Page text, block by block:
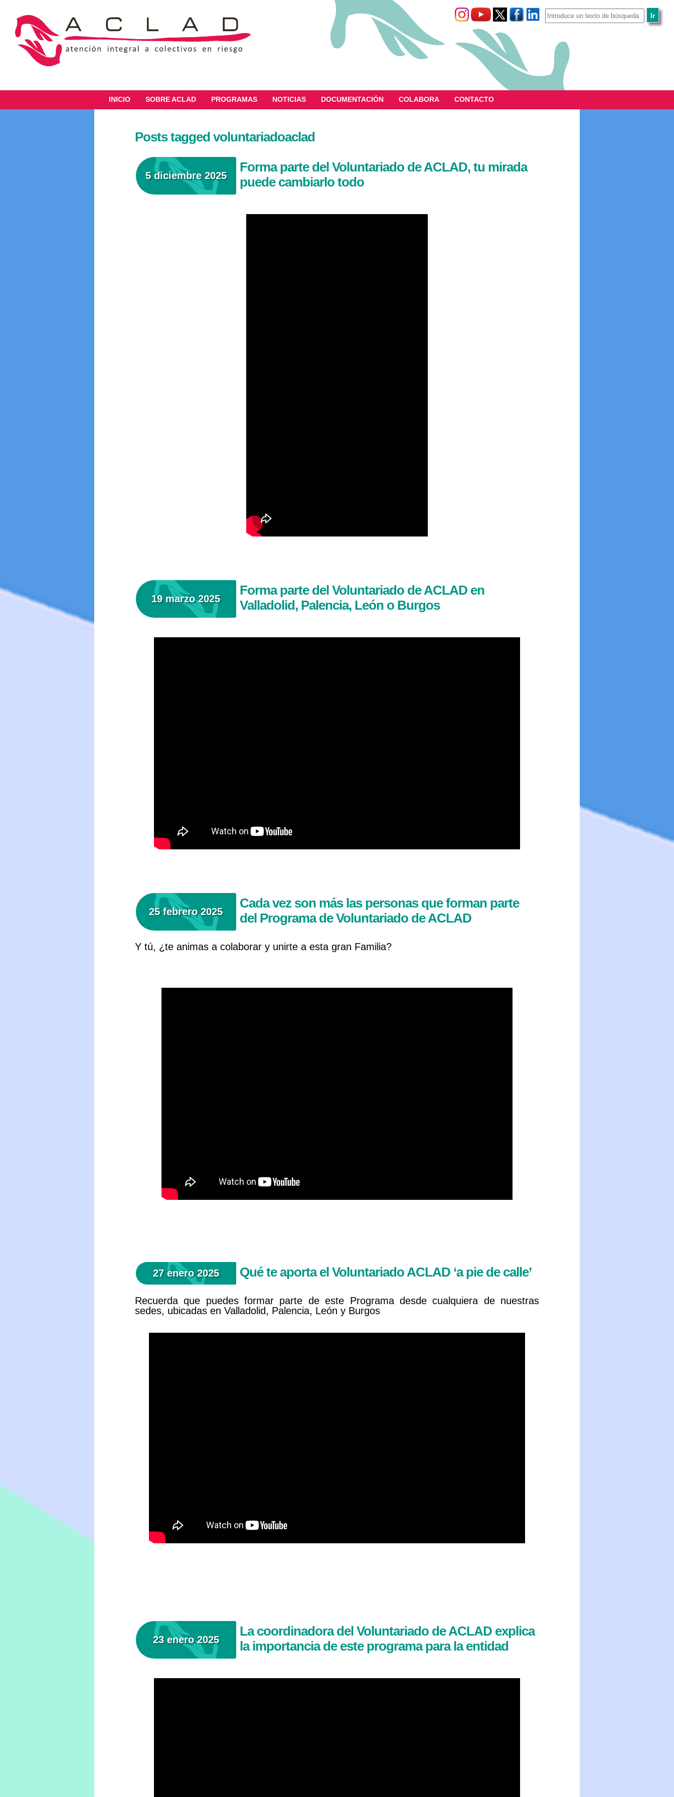
INICIO SOBRE ACLAD PROGRAMAS NOTICIAS DOCUMENTACIÓN COLABORA CONTACTO
Posts tagged voluntariadoaclad
5 diciembre 2025
Forma parte del Voluntariado de ACLAD, tu mirada
puede cambiarlo todo
19 marzo 2025
Forma parte del Voluntariado de ACLAD en
Valladolid, Palencia, León o Burgos
25 febrero 2025
Cada vez son más las personas que forman parte
del Programa de Voluntariado de ACLAD
Y tú, ¿te animas a colaborar y unirte a esta gran Familia?
27 enero 2025 Qué te aporta el Voluntariado ACLAD ‘a pie de calle’
Recuerda que puedes formar parte de este Programa desde cualquiera de nuestras
sedes, ubicadas en Valladolid, Palencia, León y Burgos
23 enero 2025
La coordinadora del Voluntariado de ACLAD explica
la importancia de este programa para la entidad